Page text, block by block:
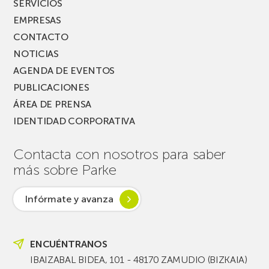
SERVICIOS
EMPRESAS
CONTACTO
NOTICIAS
AGENDA DE EVENTOS
PUBLICACIONES
ÁREA DE PRENSA
IDENTIDAD CORPORATIVA
Contacta con nosotros para saber
más sobre Parke
Infórmate y avanza
ENCUÉNTRANOS
IBAIZABAL BIDEA, 101 - 48170 ZAMUDIO (BIZKAIA)